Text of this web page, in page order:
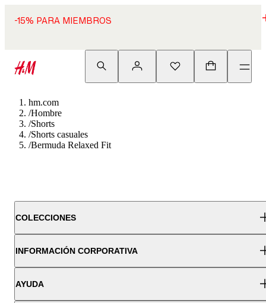
-15% PARA MIEMBROS
hm.com
/Hombre
/Shorts
/Shorts casuales
/Bermuda Relaxed Fit
COLECCIONES
INFORMACIÓN CORPORATIVA
AYUDA